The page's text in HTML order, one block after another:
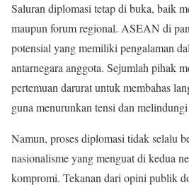
Saluran diplomasi tetap di buka, baik
maupun forum regional. ASEAN di
potensial yang memiliki pengalaman
antarnegara anggota. Sejumlah pihak
pertemuan darurat untuk membahas
guna menurunkan tensi dan
Namun, proses diplomasi tidak selalu
nasionalisme yang menguat di kedua
kompromi. Tekanan dari opini publik